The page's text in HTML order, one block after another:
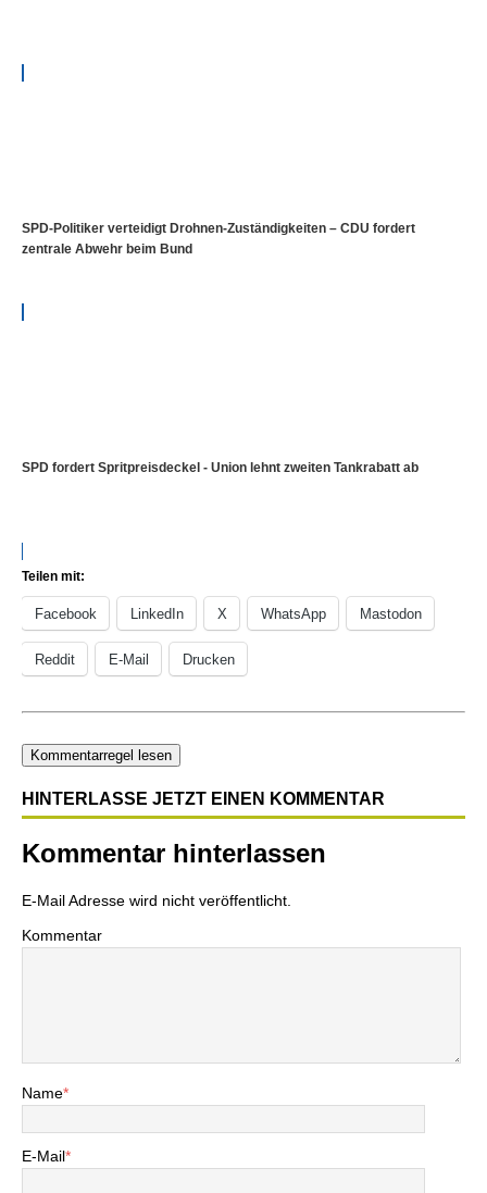
SPD-Politiker verteidigt Drohnen-Zuständigkeiten – CDU fordert
zentrale Abwehr beim Bund
SPD fordert Spritpreisdeckel - Union lehnt zweiten Tankrabatt ab
Teilen mit:
Facebook LinkedIn X WhatsApp Mastodon
Reddit E-Mail Drucken
Kommentarregel lesen
HINTERLASSE JETZT EINEN KOMMENTAR
Kommentar hinterlassen
E-Mail Adresse wird nicht veröffentlicht.
Kommentar
Name*
E-Mail*